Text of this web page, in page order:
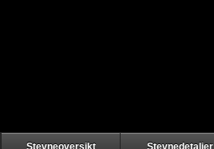
Stevneoversikt Stevnedetaljer